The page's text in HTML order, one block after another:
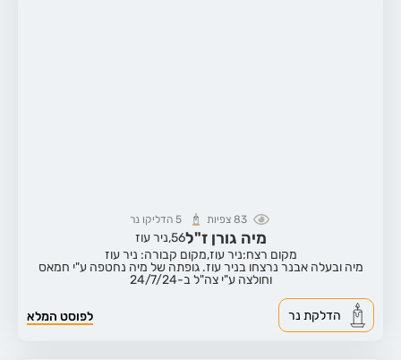
83 צפיות 5 הדליקו נר
מיה גורן ז"ל56, ניר עוז
מקום רצח:ניר עוז,מקום קבורה: ניר עוז
מיה ובעלה אבנר נרצחו בניר עוז. גופתה של מיה נחטפה ע"י חמאס
וחולצה ע"י צה"ל ב-24/7/24
לפוסט המלא הדלקת נר